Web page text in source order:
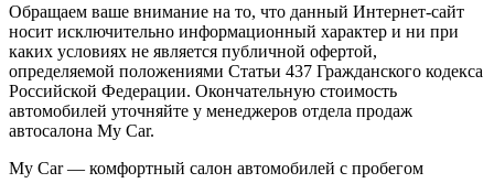
Обращаем ваше внимание на то, что данный Интернет-сайт
носит исключительно информационный характер и ни при
каких условиях не является публичной офертой,
определяемой положениями Статьи 437 Гражданского кодекса
Российской Федерации. Окончательную стоимость
автомобилей уточняйте у менеджеров отдела продаж
автосалона My Car.
My Car — комфортный салон автомобилей с пробегом